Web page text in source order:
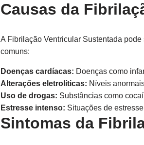
Causas da
A Fibrilação Ventricular Sustentada
comuns:
Doenças cardíacas: Doenças como
Alterações eletrolíticas: Níveis
Uso de drogas: Substâncias como
Estresse intenso: Situações de
Sintomas da